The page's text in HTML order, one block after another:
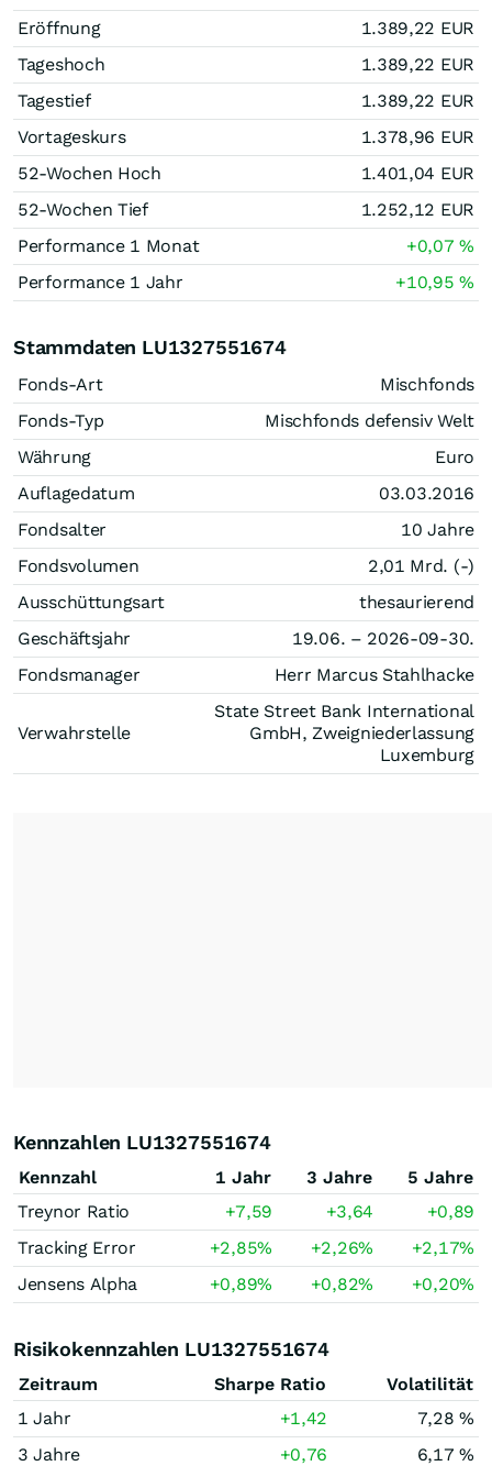
Eröffnung
1.389,22 EUR
Tageshoch
1.389,22 EUR
Tagestief
1.389,22 EUR
Vortageskurs
1.378,96 EUR
52-Wochen Hoch
1.401,04 EUR
52-Wochen Tief
1.252,12 EUR
Performance 1 Monat
+0,07%
Performance 1 Jahr
+10,95%
Stammdaten LU1327551674
Fonds-Art
Mischfonds
Fonds-Typ
Mischfonds defensiv Welt
Währung
Euro
Auflagedatum
03.03.2016
Fondsalter
10 Jahre
Fondsvolumen
2,01 Mrd. (-)
Ausschüttungsart
thesaurierend
Geschäftsjahr
19.06. – 2026-09-30.
Fondsmanager
Herr Marcus Stahlhacke
Verwahrstelle
State Street Bank International
GmbH, Zweigniederlassung
Luxemburg
Kennzahlen LU1327551674
Kennzahl 1 Jahr 3 Jahre
5 Jahre
Treynor Ratio
+7,59 +3,64
+0,89
Tracking Error
+2,85% +2,26% +2,17%
Jensens Alpha
+0,89% +0,82% +0,20%
Risikokennzahlen LU1327551674
Zeitraum Sharpe Ratio
Volatilität
1 Jahr
+1,42
7,28 %
3 Jahre
+0,76
6,17 %